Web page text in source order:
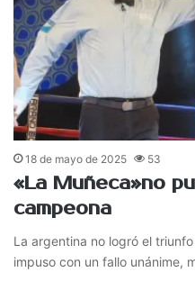
18 de mayo de 2025 53
«La Muñeca»no
campeona
La argentina no logró el
impuso con un fallo unánime,